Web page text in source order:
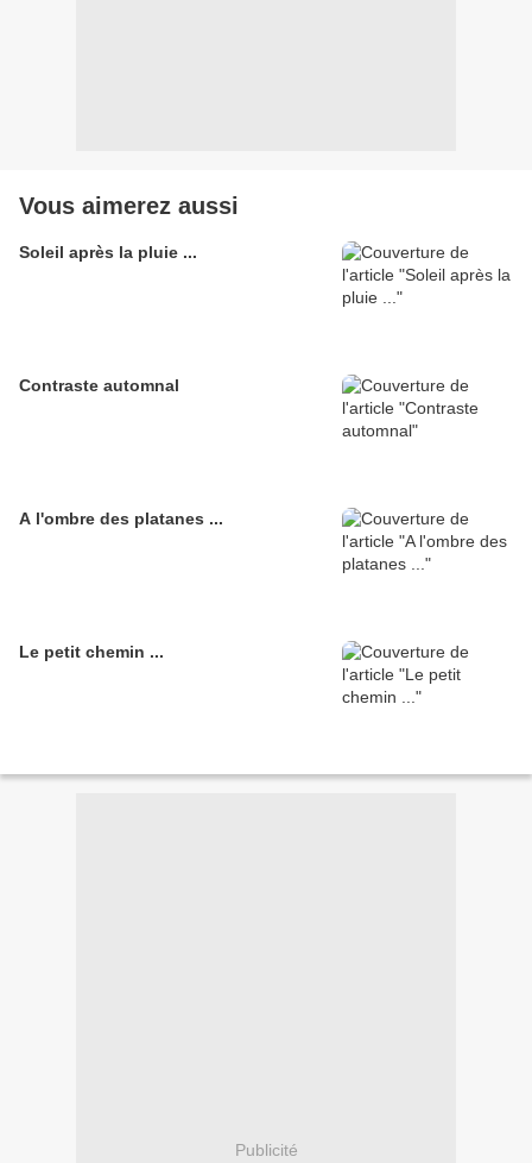
Vous aimerez aussi
Soleil après la pluie ...
Contraste automnal
A l'ombre des platanes ...
Le petit chemin ...
Publicité